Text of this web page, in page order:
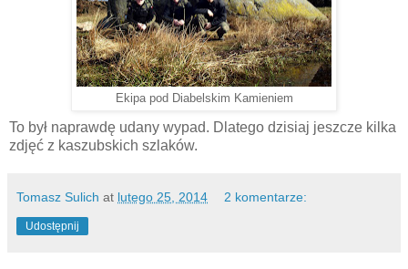
Ekipa pod Diabelskim Kamieniem
To był naprawdę udany wypad. Dlatego dzisiaj jeszcze kilka
zdjęć z kaszubskich szlaków.
Tomasz Sulich at lutego 25, 2014 2 komentarze:
Udostępnij